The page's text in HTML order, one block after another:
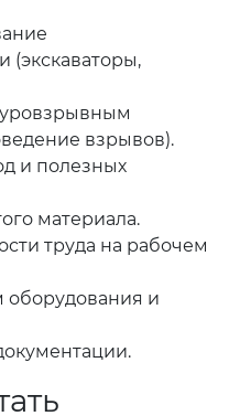
(экскаваторы,
взрывов).
и полезных
материала.
труда на рабочем
оборудования и